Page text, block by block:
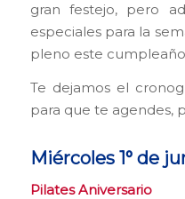
gran festejo, pero
especiales para la
pleno este
Te dejamos el
para que te agendes,
Miércoles 1° de
Pilates Aniversario